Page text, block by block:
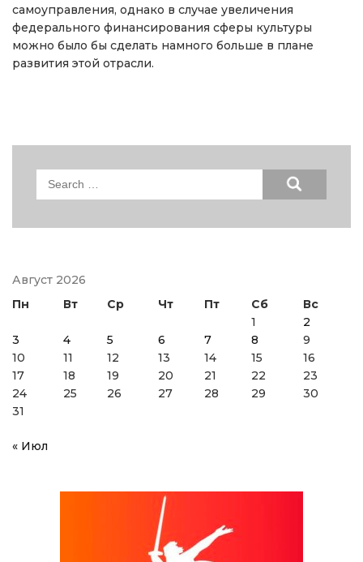
самоуправления, однако в случае увеличения
федерального финансирования сферы культуры
можно было бы сделать намного больше в плане
развития этой отрасли.
Search
Август 2026
Пн
Вт Ср Чт Пт Сб
Вс
1
2
3
4 5 6 7 8
9
10
11 12 13 14 15
16
17
18 19 20 21 22
23
24
25 26 27 28 29
30
31
« Июл